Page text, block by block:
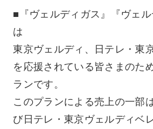
■『ヴェルディガス』『ヴェ
は
東京ヴェルディ、日テレ・東
を応援されている皆さまのた
ランです。
このプランによる売上の一部
び日テレ・東京ヴェルディベ